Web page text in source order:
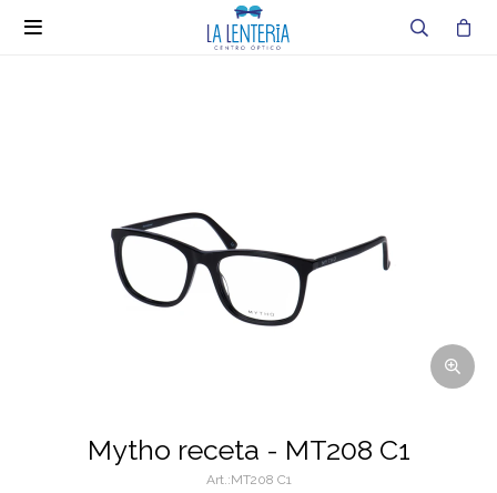

Mytho receta - MT208 C1
MT208 C1